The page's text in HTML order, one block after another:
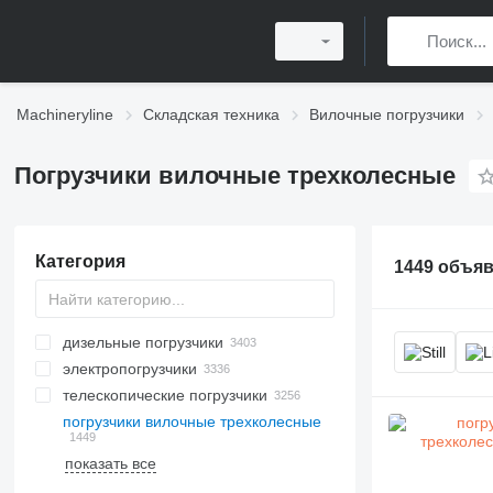
Machineryline Складская техника Вилочные погрузчики
Погрузчики вилочные трехколесные
Категория
дизельные погрузчики
электропогрузчики
телескопические погрузчики
погрузчики вилочные трехколесные
показать все
1449